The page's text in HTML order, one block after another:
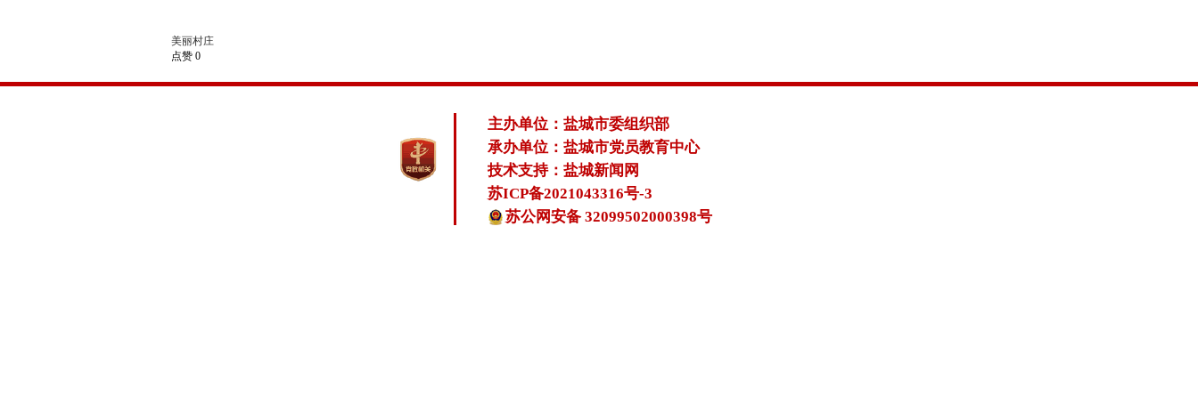
美丽村庄
点赞 0
主办单位：盐城市委组织部
承办单位：盐城市党员教育中心
技术支持：盐城新闻网
苏ICP备2021043316号-3
苏公网安备 32099502000398号